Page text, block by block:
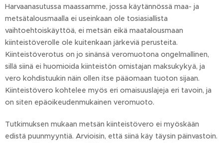
Harvaanasutussa maassamme, jossa käytännössä maa- ja
metsätalousmaalla ei useinkaan ole tosiasiallista
vaihtoehtoiskäyttöä, ei metsän eikä maatalousmaan
kiinteistöverolle ole kuitenkaan järkeviä perusteita.
Kiinteistöverotus on jo sinänsä veromuotona ongelmallinen,
sillä siinä ei huomioida kiinteistön omistajan maksukykyä, ja
vero kohdistuukin näin ollen itse pääomaan tuoton sijaan.
Kiinteistövero kohtelee myös eri omaisuuslajeja eri tavoin, ja
on siten epäoikeudenmukainen veromuoto.
Tutkimuksen mukaan metsän kiinteistövero ei myöskään
edistä puunmyyntiä. Arvioisin, että siinä käy täysin päinvastoin.